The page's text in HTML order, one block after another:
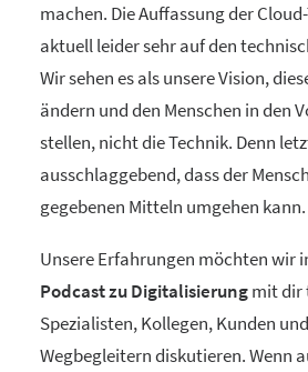
machen. Die Auffassung der
aktuell leider sehr auf den
Wir sehen es als unsere Vision,
ändern und den Menschen in den
stellen, nicht die Technik. Denn
ausschlaggebend, dass der
gegebenen Mitteln umgehen kann.
Unsere Erfahrungen möchten wir
Podcast zu Digitalisierungmit dir
Spezialisten, Kollegen, Kunden
Wegbegleitern diskutieren. Wenn